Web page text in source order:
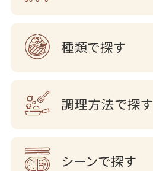
種類で探す
調理方法で探す
シーンで探す